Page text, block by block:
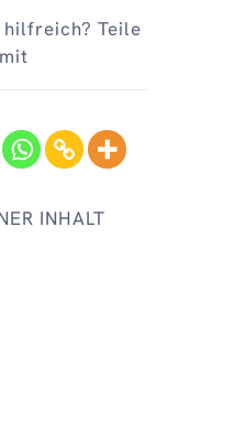
hilfreich? Teile
INHALT